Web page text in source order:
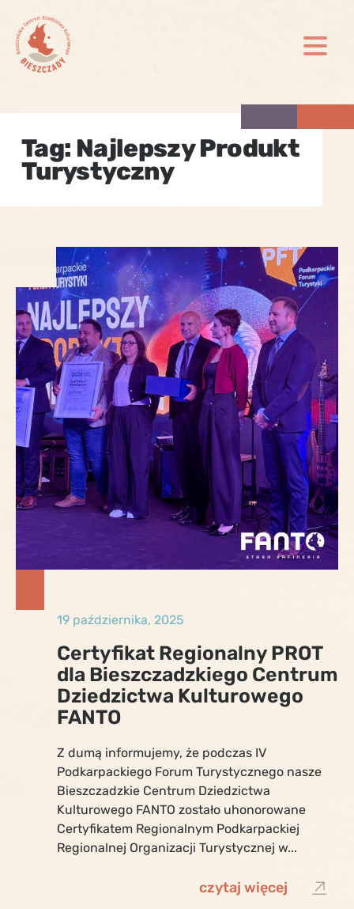
content
Tag: Najlepszy Produkt
Turystyczny
19 października, 2025
Certyfikat Regionalny PROT
dla Bieszczadzkiego Centrum
Dziedzictwa Kulturowego
FANTO
Z dumą informujemy, że podczas IV
Podkarpackiego Forum Turystycznego nasze
Bieszczadzkie Centrum Dziedzictwa
Kulturowego FANTO zostało uhonorowane
Certyfikatem Regionalnym Podkarpackiej
Regionalnej Organizacji Turystycznej w...
czytaj więcej